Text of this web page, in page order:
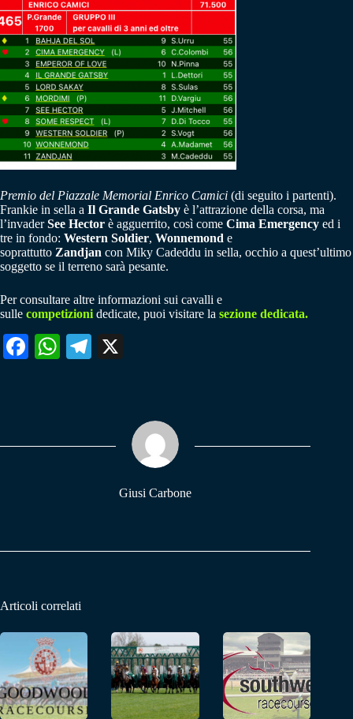
Premio del Piazzale Memorial Enrico Camici (di seguito i partenti).
Frankie in sella a Il Grande Gatsby è l’attrazione della corsa, ma
l’invaderSee Hector è agguerrito, così come Cima Emergency ed i
tre in fondo: Western Soldier, Wonnemond e
soprattutto Zandjan con Miky Cadeddu in sella, occhio a quest’ultimo
soggetto se il terreno sarà pesante.
Per consultare altre informazioni sui cavalli e
sulle competizioni dedicate, puoi visitare la sezione dedicata.
Fa W
pp
Te
m
Giusi Carbone
Articoli correlati